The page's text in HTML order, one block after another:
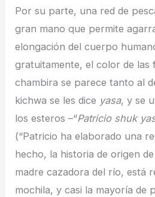
Por su parte, una red de
gran mano que permite
elongación del cuerpo
gratuitamente, el color de las
chambira se parece tanto al
kichwa se les dice yasa, y se
los esteros –“Patricio shuk
(“Patricio ha elaborado una
hecho, la historia de origen
madre cazadora del río, está
mochila, y casi la mayoría de